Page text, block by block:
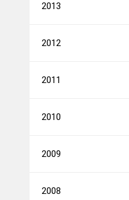
2013
2012
2011
2010
2009
2008